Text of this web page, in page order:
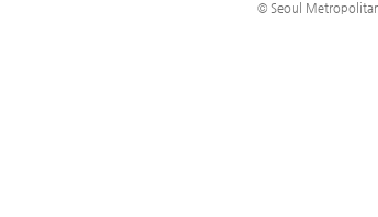
© Seoul